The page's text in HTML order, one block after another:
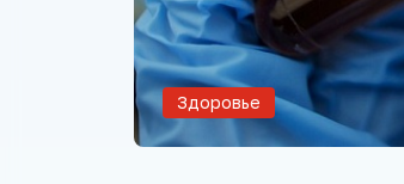
Здоровье